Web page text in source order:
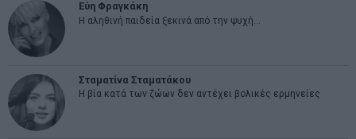
Εύη Φραγκάκη
Η αληθινή παιδεία ξεκινά από την ψυχή…
Σταματίνα Σταματάκου
Η βία κατά των ζώων δεν αντέχει βολικές ερμηνείες